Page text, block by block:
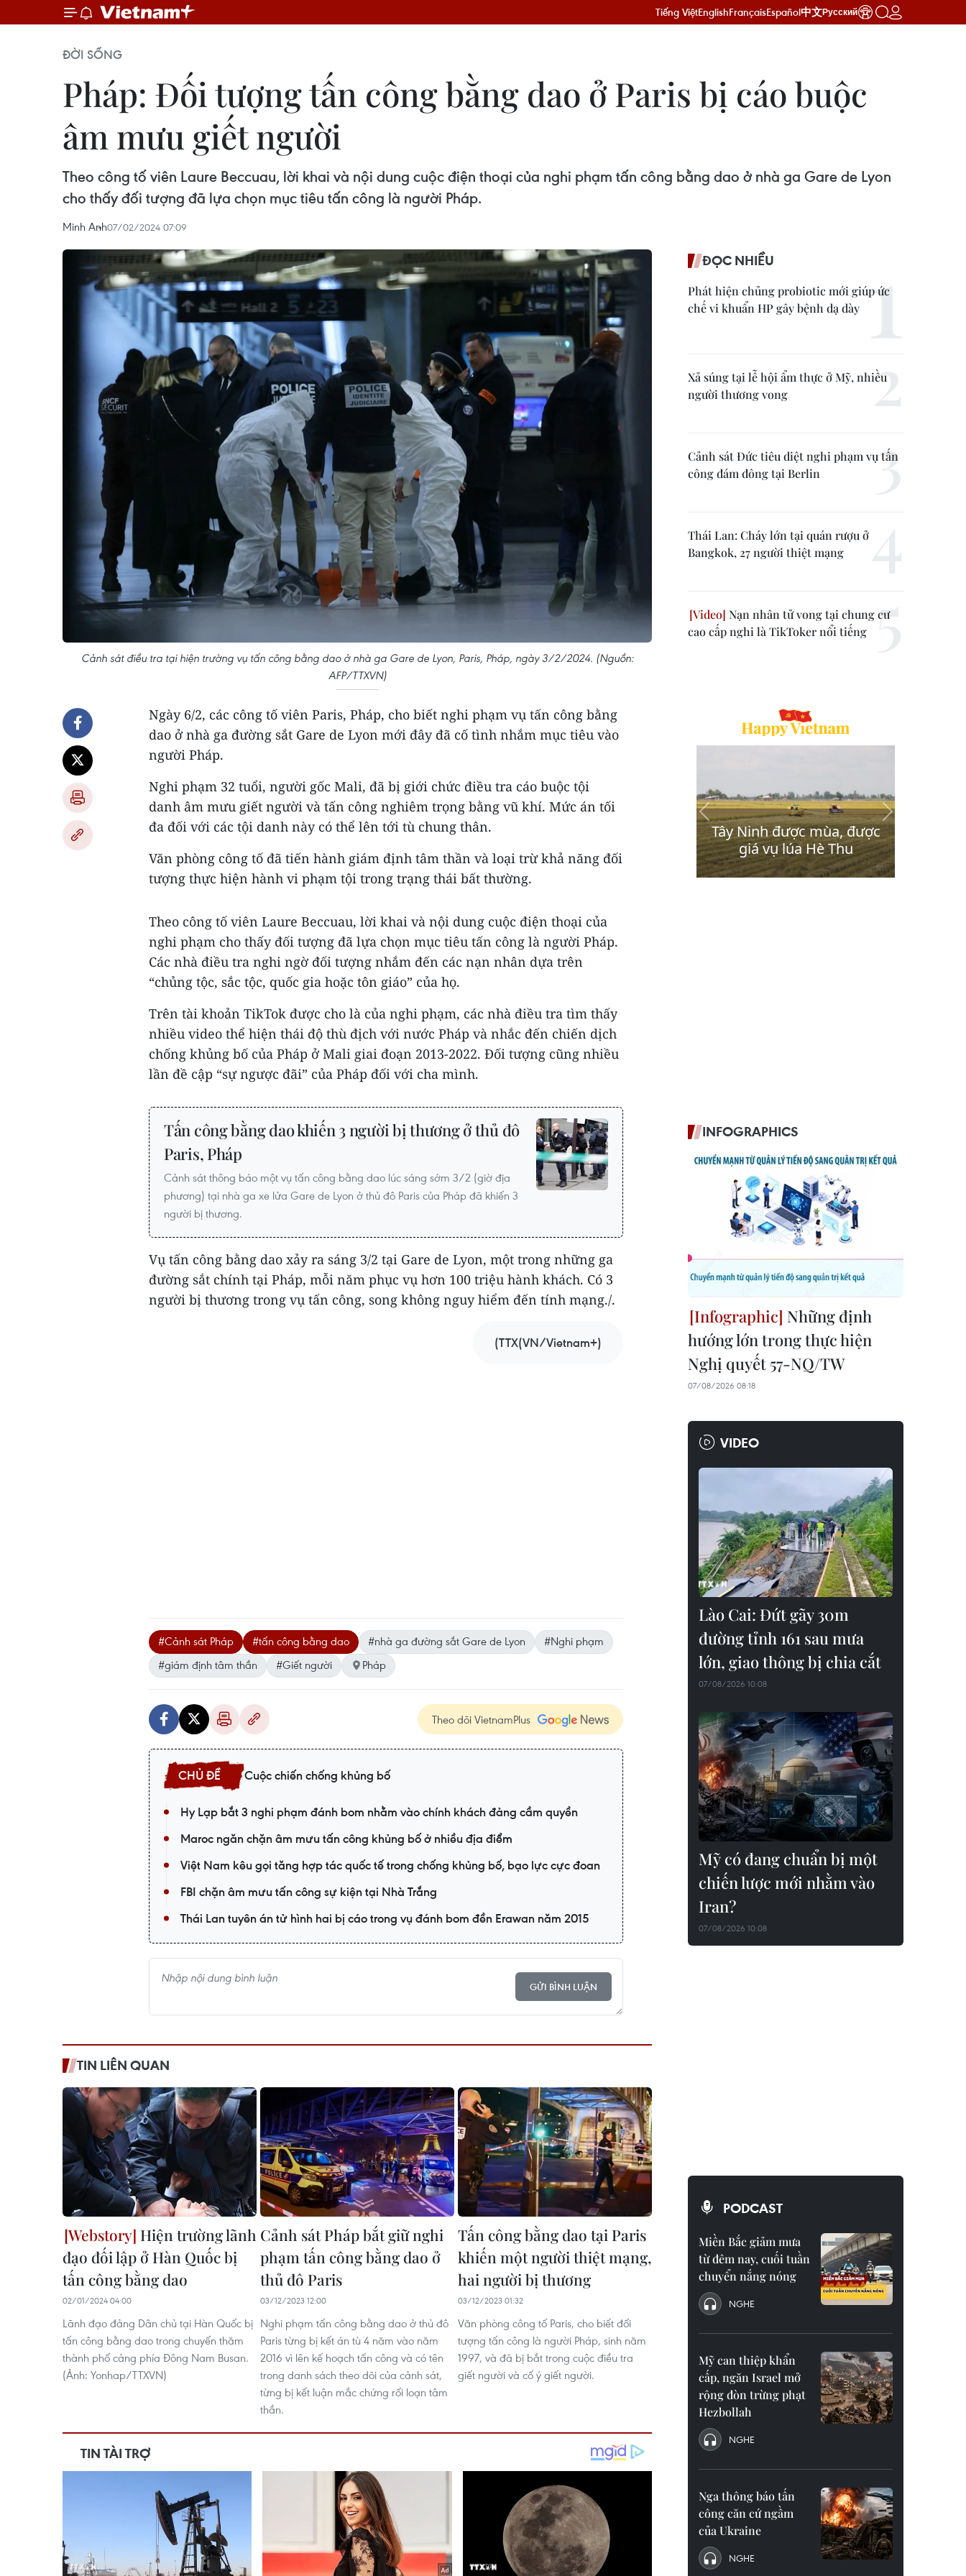
Tiếng ViệtEnglishFrançaisEspañol中文Русский
ĐỜI SỐNG
Pháp: Đối tượng tấn công bằng dao ở Paris bị cáo buộc
âm mưu giết người
Theo công tố viên Laure Beccuau, lời khai và nội dung cuộc điện thoại của nghi phạm tấn công bằng dao ở nhà ga Gare de Lyon
cho thấy đối tượng đã lựa chọn mục tiêu tấn công là người Pháp.
Minh Anh07/02/2024 07:09
Cảnh sát điều tra tại hiện trường vụ tấn công bằng dao ở nhà ga Gare de Lyon, Paris, Pháp, ngày 3/2/2024. (Nguồn:
AFP/TTXVN)
Ngày 6/2, các công tố viên Paris, Pháp, cho biết nghi phạm vụ tấn công bằng
dao ở nhà ga đường sắt Gare de Lyon mới đây đã cố tình nhắm mục tiêu vào
người Pháp.
Nghi phạm 32 tuổi, người gốc Mali, đã bị giới chức điều tra cáo buộc tội
danh âm mưu giết người và tấn công nghiêm trọng bằng vũ khí. Mức án tối
đa đối với các tội danh này có thể lên tới tù chung thân.
Văn phòng công tố đã tiến hành giám định tâm thần và loại trừ khả năng đối
tượng thực hiện hành vi phạm tội trong trạng thái bất thường.
Theo công tố viên Laure Beccuau, lời khai và nội dung cuộc điện thoại của
nghi phạm cho thấy đối tượng đã lựa chọn mục tiêu tấn công là người Pháp.
Các nhà điều tra nghi ngờ đối tượng nhắm đến các nạn nhân dựa trên
“chủng tộc, sắc tộc, quốc gia hoặc tôn giáo” của họ.
Trên tài khoản TikTok được cho là của nghi phạm, các nhà điều tra tìm thấy
nhiều video thể hiện thái độ thù địch với nước Pháp và nhắc đến chiến dịch
chống khủng bố của Pháp ở Mali giai đoạn 2013-2022. Đối tượng cũng nhiều
lần đề cập “sự ngược đãi” của Pháp đối với cha mình.
Tấn công bằng dao khiến 3 người bị thương ở thủ đô
Paris, Pháp
Cảnh sát thông báo một vụ tấn công bằng dao lúc sáng sớm 3/2 (giờ địa
phương) tại nhà ga xe lửa Gare de Lyon ở thủ đô Paris của Pháp đã khiến 3
người bị thương.
Vụ tấn công bằng dao xảy ra sáng 3/2 tại Gare de Lyon, một trong những ga
đường sắt chính tại Pháp, mỗi năm phục vụ hơn 100 triệu hành khách. Có 3
người bị thương trong vụ tấn công, song không nguy hiểm đến tính mạng./.
(TTX(VN/Vietnam+)
#Cảnh sát Pháp #tấn công bằng dao #nhà ga đường sắt Gare de Lyon
#Nghi phạm
#giám định tâm thần
#Giết người Pháp
Theo dõi VietnamPlus
Cuộc chiến chống khủng bố
Hy Lạp bắt 3 nghi phạm đánh bom nhằm vào chính khách đảng cầm quyền
Maroc ngăn chặn âm mưu tấn công khủng bố ở nhiều địa điểm
Việt Nam kêu gọi tăng hợp tác quốc tế trong chống khủng bố, bạo lực cực đoan
FBI chặn âm mưu tấn công sự kiện tại Nhà Trắng
Thái Lan tuyên án tử hình hai bị cáo trong vụ đánh bom đền Erawan năm 2015
GỬI BÌNH LUẬN
TIN LIÊN QUAN
Hiện trường lãnh
đạo đối lập ở Hàn Quốc bị
tấn công bằng dao
02/01/2024 04:00
Lãnh đạo đảng Dân chủ tại Hàn Quốc bị
tấn công bằng dao trong chuyến thăm
thành phố cảng phía Đông Nam Busan.
(Ảnh: Yonhap/TTXVN)
Cảnh sát Pháp bắt giữ nghi
phạm tấn công bằng dao ở
thủ đô Paris
03/12/2023 12:00
Nghi phạm tấn công bằng dao ở thủ đô
Paris từng bị kết án tù 4 năm vào năm
2016 vì lên kế hoạch tấn công và có tên
trong danh sách theo dõi của cảnh sát,
từng bị kết luận mắc chứng rối loạn tâm
thần.
Tấn công bằng dao tại Paris
khiến một người thiệt mạng,
hai người bị thương
03/12/2023 01:32
Văn phòng công tố Paris, cho biết đối
tượng tấn công là người Pháp, sinh năm
1997, và đã bị bắt trong cuộc điều tra
giết người và cố ý giết người.
ĐỌC NHIỀU
Phát hiện chủng probiotic mới giúp ức
chế vi khuẩn HP gây bệnh dạ dày
Xả súng tại lễ hội ẩm thực ở Mỹ, nhiều
người thương vong
Cảnh sát Đức tiêu diệt nghi phạm vụ tấn
công đám đông tại Berlin
Thái Lan: Cháy lớn tại quán rượu ở
Bangkok, 27 người thiệt mạng
Nạn nhân tử vong tại chung cư
cao cấp nghi là TikToker nổi tiếng
INFOGRAPHICS
Những định
hướng lớn trong thực hiện
Nghị quyết 57-NQ/TW
07/08/2026 08:18
VIDEO
Lào Cai: Đứt gãy 30m
đường tỉnh 161 sau mưa
lớn, giao thông bị chia cắt
07/08/2026 10:08
Mỹ có đang chuẩn bị một
chiến lược mới nhằm vào
Iran?
07/08/2026 10:08
PODCAST
Miền Bắc giảm mưa
từ đêm nay, cuối tuần
chuyển nắng nóng
NGHE
Mỹ can thiệp khẩn
cấp, ngăn Israel mở
rộng đòn trừng phạt
Hezbollah
NGHE
Nga thông báo tấn
công căn cứ ngầm
của Ukraine
NGHE